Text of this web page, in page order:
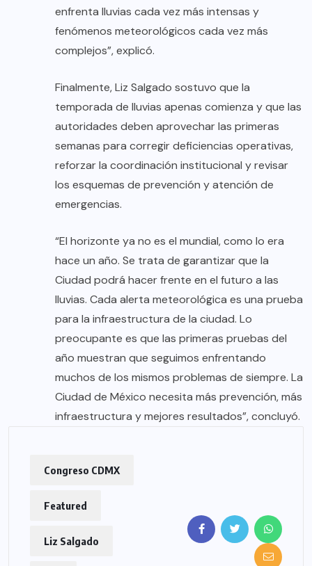
enfrenta lluvias cada vez más intensas y
fenómenos meteorológicos cada vez más
complejos”, explicó.
Finalmente, Liz Salgado sostuvo que la
temporada de lluvias apenas comienza y que las
autoridades deben aprovechar las primeras
semanas para corregir deficiencias operativas,
reforzar la coordinación institucional y revisar
los esquemas de prevención y atención de
emergencias.
“El horizonte ya no es el mundial, como lo era
hace un año. Se trata de garantizar que la
Ciudad podrá hacer frente en el futuro a las
lluvias. Cada alerta meteorológica es una prueba
para la infraestructura de la ciudad. Lo
preocupante es que las primeras pruebas del
año muestran que seguimos enfrentando
muchos de los mismos problemas de siempre. La
Ciudad de México necesita más prevención, más
infraestructura y mejores resultados”, concluyó.
Congreso CDMX
Featured
Liz Salgado